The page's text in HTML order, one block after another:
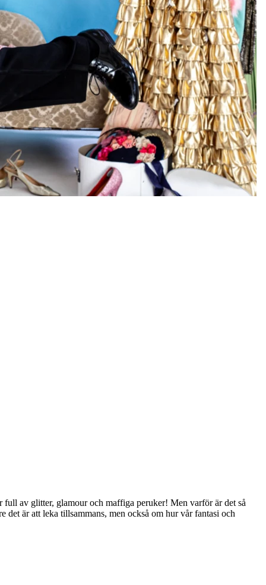
av glitter, glamour och maffiga peruker! Men varför är det så
är att leka tillsammans, men också om hur vår fantasi och